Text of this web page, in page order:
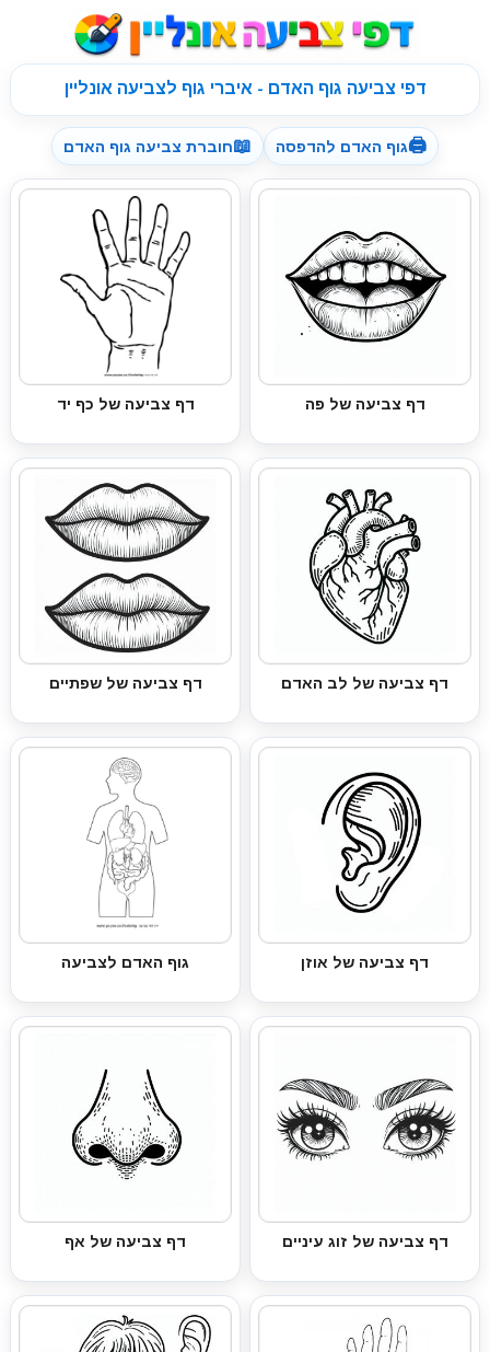
דפי צביעה גוף האדם - איברי גוף לצביעה אונליין
🖨גוף האדם להדפסה 📖חוברת צביעה גוף האדם
דף צביעה של פה דף צביעה של כף יד
דף צביעה של לב האדם דף צביעה של שפתיים
דף צביעה של אוזן גוף האדם לצביעה
דף צביעה של זוג עיניים דף צביעה של אף